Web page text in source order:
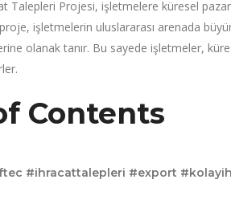
Talepleri Projesi, işletmelere küresel
proje, işletmelerin uluslararası arenada
olanak tanır. Bu sayede işletmeler,
Contents
#ihracattalepleri #export